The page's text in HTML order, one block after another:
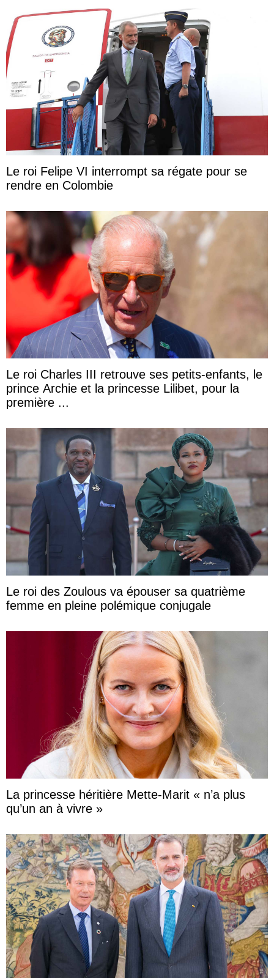
Le roi Felipe VI interrompt sa régate pour se
rendre en Colombie
Le roi Charles III retrouve ses petits-enfants, le
prince Archie et la princesse Lilibet, pour la
première ...
Le roi des Zoulous va épouser sa quatrième
femme en pleine polémique conjugale
La princesse héritière Mette-Marit « n’a plus
qu’un an à vivre »